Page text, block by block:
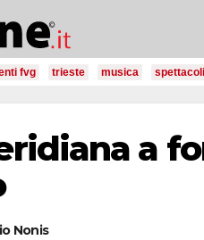
fvg trieste musica spettacoli
a
Nonis